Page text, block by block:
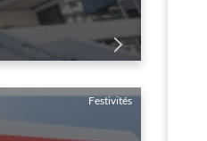
Festivités